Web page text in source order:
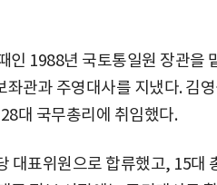
인 1988년 국토통일원 장관을
좌관과 주영대사를 지냈다. 김
대 국무총리에 취임했다.
대표위원으로 합류했고, 15대